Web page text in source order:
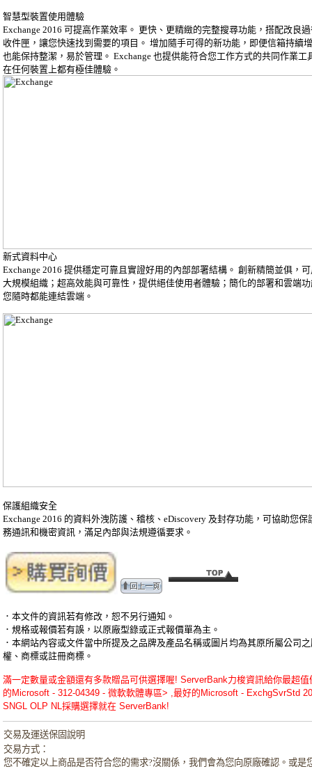
智慧型裝置使用體驗
Exchange 2016 可提高作業效率。 更快、更精緻的完整搜尋功能，搭配改良
收件匣，讓您快速找到需要的項目。 增加隨手可得的新功能，即便信箱持續
也能保持整潔，易於管理。 Exchange 也提供能符合您工作方式的共同作業工
在任何裝置上都有極佳體驗。
新式資料中心
Exchange 2016 提供穩定可靠且實證好用的內部部署結構。 創新精簡並俱，
大規模組織；超高效能與可靠性，提供絕佳使用者體驗；簡化的部署和雲端
您隨時都能連結雲端。
保護組織安全
Exchange 2016 的資料外洩防護、稽核、eDiscovery 及封存功能，可協助您保
務通訊和機密資訊，滿足內部與法規遵循要求。
．本文件的資訊若有修改，恕不另行通知。
．規格或報價若有誤，以原廠型錄或正式報價單為主。
．本網站內容或文件當中所提及之品牌及產品名稱或圖片均為其原所屬公司
權、商標或註冊商標。
滿一定數量或金額還有多款贈品可供選擇喔! ServerBank力梭資訊給你最超值
的Microsoft - 312-04349 - 微軟軟體專區> ,最好的Microsoft - ExchgSvrStd
SNGL OLP NL採購選擇就在 ServerBank!
交易及運送保固說明
交易方式：
您不確定以上商品是否符合您的需求?沒關係，我們會為您向原廠確認。或是